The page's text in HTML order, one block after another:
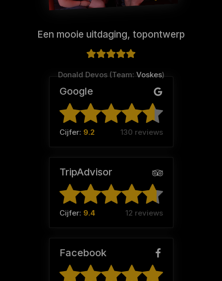
Een mooie uitdaging, topontwerp
Donald Devos (Team: Voskes)
Google
Cijfer: 9.2 130 reviews
TripAdvisor
Cijfer: 9.4 12 reviews
Facebook